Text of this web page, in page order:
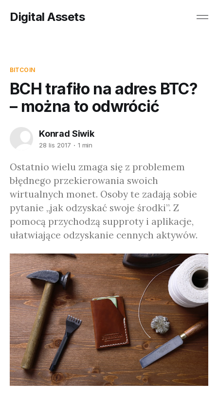
Digital Assets
BITCOIN
BCH trafiło na adres BTC?
– można to odwrócić
Konrad Siwik
28 lis 2017 1 min
Ostatnio wielu zmaga się z problemem
błędnego przekierowania swoich
wirtualnych monet. Osoby te zadają sobie
pytanie „jak odzyskać swoje środki”. Z
pomocą przychodzą supproty i aplikacje,
ułatwiające odzyskanie cennych aktywów.